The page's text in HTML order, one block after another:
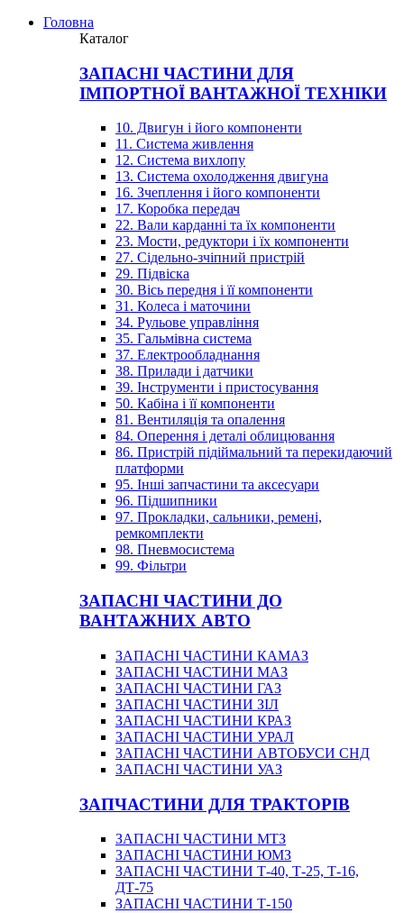
Головна
Каталог
ЗАПАСНІ ЧАСТИНИ ДЛЯ
ІМПОРТНОЇ ВАНТАЖНОЇ ТЕХНІКИ
10. Двигун і його компоненти
11. Система живлення
12. Система вихлопу
13. Система охолодження двигуна
16. Зчеплення і його компоненти
17. Коробка передач
22. Вали карданні та їх компоненти
23. Мости, редуктори і їх компоненти
27. Сідельно-зчіпний пристрій
29. Підвіска
30. Вісь передня і її компоненти
31. Колеса і маточини
34. Рульове управління
35. Гальмівна система
37. Електрообладнання
38. Прилади і датчики
39. Інструменти і пристосування
50. Кабіна і її компоненти
81. Вентиляція та опалення
84. Оперення і деталі облицювання
86. Пристрій підіймальний та перекидаючий
платформи
95. Інші запчастини та аксесуари
96. Підшипники
97. Прокладки, сальники, ремені,
ремкомплекти
98. Пневмосистема
99. Фільтри
ЗАПАСНІ ЧАСТИНИ ДО
ВАНТАЖНИХ АВТО
ЗАПАСНІ ЧАСТИНИ КАМАЗ
ЗАПАСНІ ЧАСТИНИ МАЗ
ЗАПАСНІ ЧАСТИНИ ГАЗ
ЗАПАСНІ ЧАСТИНИ ЗІЛ
ЗАПАСНІ ЧАСТИНИ КРАЗ
ЗАПАСНІ ЧАСТИНИ УРАЛ
ЗАПАСНІ ЧАСТИНИ АВТОБУСИ СНД
ЗАПАСНІ ЧАСТИНИ УАЗ
ЗАПЧАСТИНИ ДЛЯ ТРАКТОРІВ
ЗАПАСНІ ЧАСТИНИ МТЗ
ЗАПАСНІ ЧАСТИНИ ЮМЗ
ЗАПАСНІ ЧАСТИНИ Т-40, Т-25, Т-16,
ДТ-75
ЗАПАСНІ ЧАСТИНИ Т-150